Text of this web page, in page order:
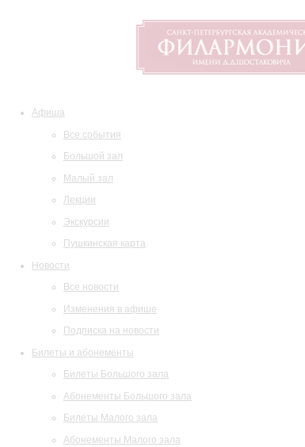
Афиша
Все события
Большой зал
Малый зал
Лекции
Экскурсии
Пушкинская карта
Новости
Все новости
Изменения в афише
Подписка на новости
Билеты и абонементы
Билеты Большого зала
Абонементы Большого зала
Билеты Малого зала
Абонементы Малого зала